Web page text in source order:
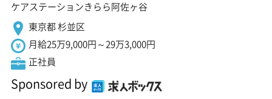
ケアステーションきらら阿佐ヶ谷
東京都 杉並区
月給25万9,000円～29万3,000円
正社員
Sponsored by